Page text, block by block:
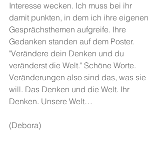
Interesse wecken. Ich muss bei ihr
damit punkten, in dem ich ihre eigenen
Gesprächsthemen aufgreife. Ihre
Gedanken standen auf dem Poster.
"Verändere dein Denken und du
veränderst die Welt." Schöne Worte.
Veränderungen also sind das, was sie
will. Das Denken und die Welt. Ihr
Denken. Unsere Welt…
(Debora)